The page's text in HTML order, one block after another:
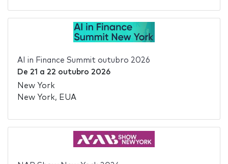
AI in Finance Summit outubro 2026
De 21 a 22 outubro 2026
New York
New York, EUA